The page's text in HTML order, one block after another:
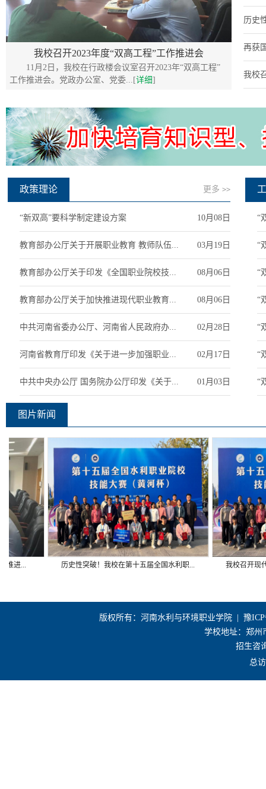
我校召开2023年度“双高工程”工作推进会
11月2日，我校在行政楼会议室召开2023年“双高工程”
工作推进会。党政办公室、党委...[详细]
历史
再获
我校
政策理论 更多 >>
10月08日
“新双高”要科学制定建设方案
03月19日
教育部办公厅关于开展职业教育 教师队伍...
08月06日
教育部办公厅关于印发《全国职业院校技...
08月06日
教育部办公厅关于加快推进现代职业教育...
02月28日
中共河南省委办公厅、河南省人民政府办...
02月17日
河南省教育厅印发《关于进一步加强职业...
01月03日
中共中央办公厅 国务院办公厅印发《关于...
“
“
“
“
“
“
“
图片新闻
... 历史性突破！我校在第十五届全国水利职... 我校召开现代职
版权所有：河南水利与环境职业学院 | 豫ICP
学校地址：郑州
招生咨
总